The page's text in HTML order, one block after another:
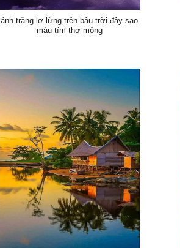
ánh trăng lơ lững trên bầu trời đầy sao
màu tím thơ mộng